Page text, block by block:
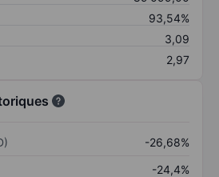
93,54%
3,09
2,97
-26,68%
-24,4%